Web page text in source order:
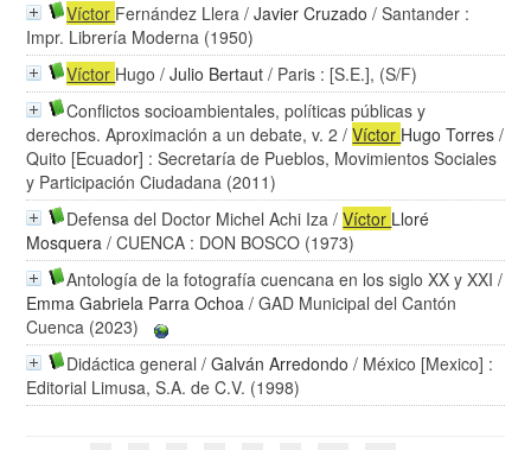
Víctor Fernández Llera /Javier Cruzado / Santander :
Impr. Librería Moderna (1950)
Víctor Hugo /Julio Bertaut / Paris : [S.E.], (S/F)
Conflictos socioambientales, políticas públicas y
derechos. Aproximación a un debate, v. 2 /Víctor Hugo Torres /
Quito [Ecuador] : Secretaría de Pueblos, Movimientos Sociales
y Participación Ciudadana (2011)
Defensa del Doctor Michel Achi Iza /Víctor Lloré
Mosquera / CUENCA : DON BOSCO (1973)
Antología de la fotografía cuencana en los siglo XX y XXI /
Emma Gabriela Parra Ochoa / GAD Municipal del Cantón
Cuenca (2023)
Didáctica general /Galván Arredondo / México [Mexico] :
Editorial Limusa, S.A. de C.V. (1998)